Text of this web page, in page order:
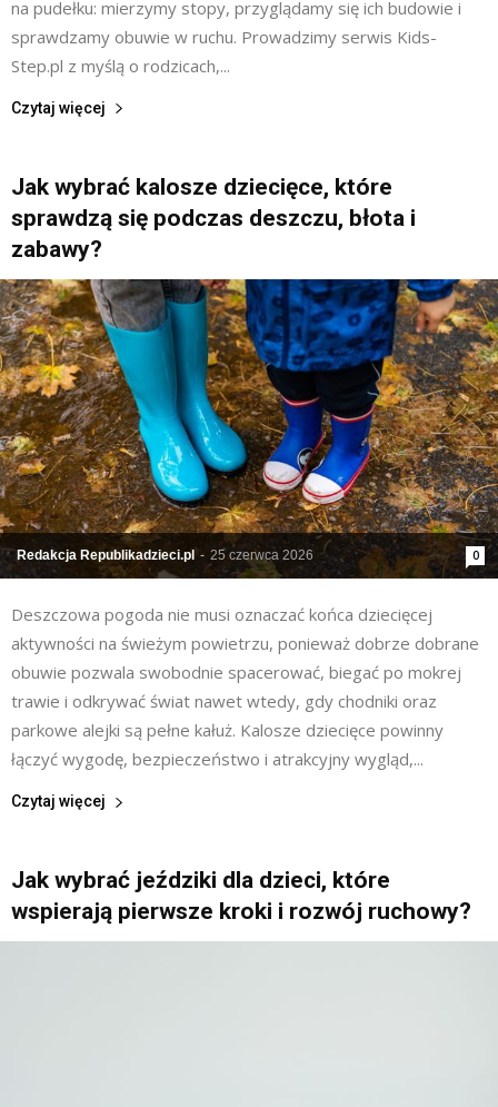
na pudełku: mierzymy stopy, przyglądamy się ich budowie i
sprawdzamy obuwie w ruchu. Prowadzimy serwis Kids-
Step.pl z myślą o rodzicach,...
Czytaj więcej
Jak wybrać kalosze dziecięce, które
sprawdzą się podczas deszczu, błota i
zabawy?
Redakcja Republikadzieci.pl - 25 czerwca 2026 0
Deszczowa pogoda nie musi oznaczać końca dziecięcej
aktywności na świeżym powietrzu, ponieważ dobrze dobrane
obuwie pozwala swobodnie spacerować, biegać po mokrej
trawie i odkrywać świat nawet wtedy, gdy chodniki oraz
parkowe alejki są pełne kałuż. Kalosze dziecięce powinny
łączyć wygodę, bezpieczeństwo i atrakcyjny wygląd,...
Czytaj więcej
Jak wybrać jeździki dla dzieci, które
wspierają pierwsze kroki i rozwój ruchowy?